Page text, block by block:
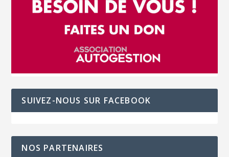
SUIVEZ-NOUS SUR FACEBOOK
NOS PARTENAIRES